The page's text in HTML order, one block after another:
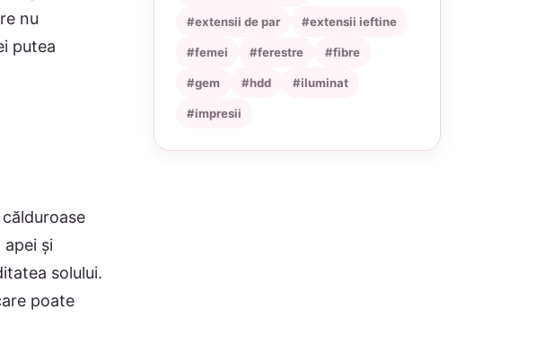
nu
putea
apei și
solului.
poate
#extensii de par #extensii ieftine
#femei #ferestre #fibre
#gem #hdd #iluminat
#impresii